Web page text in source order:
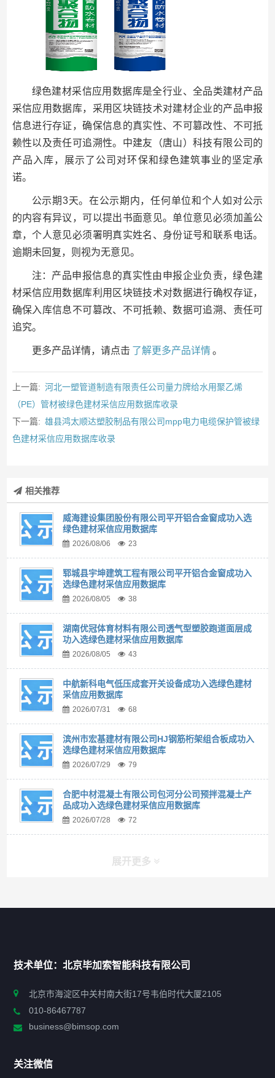
绿色建材采信应用数据库是全行业、全品类建材产品
采信应用数据库，采用区块链技术对建材企业的产品申报
信息进行存证，确保信息的真实性、不可篡改性、不可抵
赖性以及责任可追溯性。中建友（唐山）科技有限公司的
产品入库，展示了公司对环保和绿色建筑事业的坚定承
诺。
公示期3天。在公示期内，任何单位和个人如对公示
的内容有异议，可以提出书面意见。单位意见必须加盖公
章，个人意见必须署明真实姓名、身份证号和联系电话。
逾期未回复，则视为无意见。
注：产品申报信息的真实性由申报企业负责，绿色建
材采信应用数据库利用区块链技术对数据进行确权存证，
确保入库信息不可篡改、不可抵赖、数据可追溯、责任可
追究。
更多产品详情，请点击 了解更多产品详情。
上一篇: 河北一塑管道制造有限责任公司量力牌给水用聚乙烯
（PE）管材被绿色建材采信应用数据库收录
下一篇: 雄县鸿太顺达塑胶制品有限公司mpp电力电缆保护管被绿
色建材采信应用数据库收录
相关推荐
威海建设集团股份有限公司平开铝合金窗成功入选
绿色建材采信应用数据库
2026/08/06 23
郓城县宇坤建筑工程有限公司平开铝合金窗成功入
选绿色建材采信应用数据库
2026/08/05 38
湖南优冠体育材料有限公司透气型塑胶跑道面层成
功入选绿色建材采信应用数据库
2026/08/05 43
中航新科电气低压成套开关设备成功入选绿色建材
采信应用数据库
2026/07/31 68
滨州市宏基建材有限公司HJ钢筋桁架组合板成功入
选绿色建材采信应用数据库
2026/07/29 79
合肥中材混凝土有限公司包河分公司预拌混凝土产
品成功入选绿色建材采信应用数据库
2026/07/28 72
展开更多
政策法规
技术单位：北京毕加索智能科技有限公司
北京市海淀区中关村南大街17号韦伯时代大厦2105
010-86467787
business@bimsop.com
关注微信